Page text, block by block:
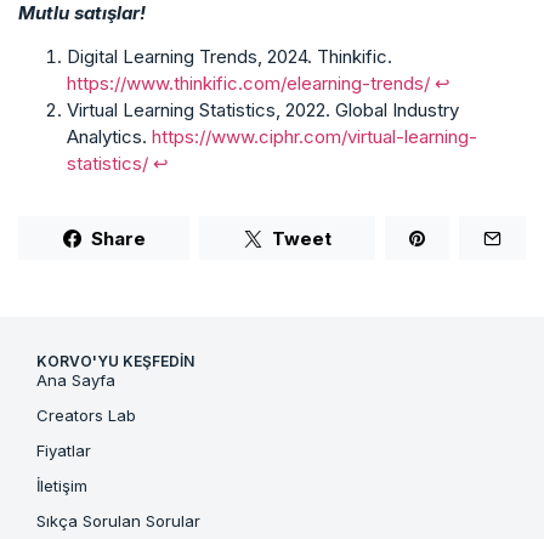
Mutlu satışlar!
Digital Learning Trends, 2024. Thinkific.
https://www.thinkific.com/elearning-trends/ ↩︎
Virtual Learning Statistics, 2022. Global Industry
Analytics. https://www.ciphr.com/virtual-learning-
statistics/ ↩︎
Share Tweet
KORVO'YU KEŞFEDIN
Ana Sayfa
Creators Lab
Fiyatlar
İletişim
Sıkça Sorulan Sorular